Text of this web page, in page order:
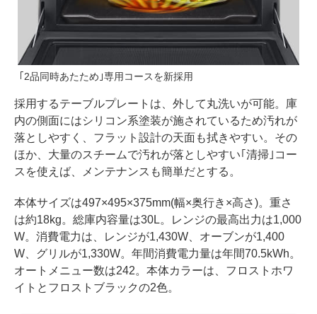
｢2品同時あたため｣専用コースを新採用
採用するテーブルプレートは、外して丸洗いが可能。庫
内の側面にはシリコン系塗装が施されているため汚れが
落としやすく、フラット設計の天面も拭きやすい。その
ほか、大量のスチームで汚れが落としやすい｢清掃｣コー
スを使えば、メンテナンスも簡単だとする。
本体サイズは497×495×375mm(幅×奥行き×高さ)。重さ
は約18kg。総庫内容量は30L。レンジの最高出力は1,000
W。消費電力は、レンジが1,430W、オーブンが1,400
W、グリルが1,330W。年間消費電力量は年間70.5kWh。
オートメニュー数は242。本体カラーは、フロストホワ
イトとフロストブラックの2色。